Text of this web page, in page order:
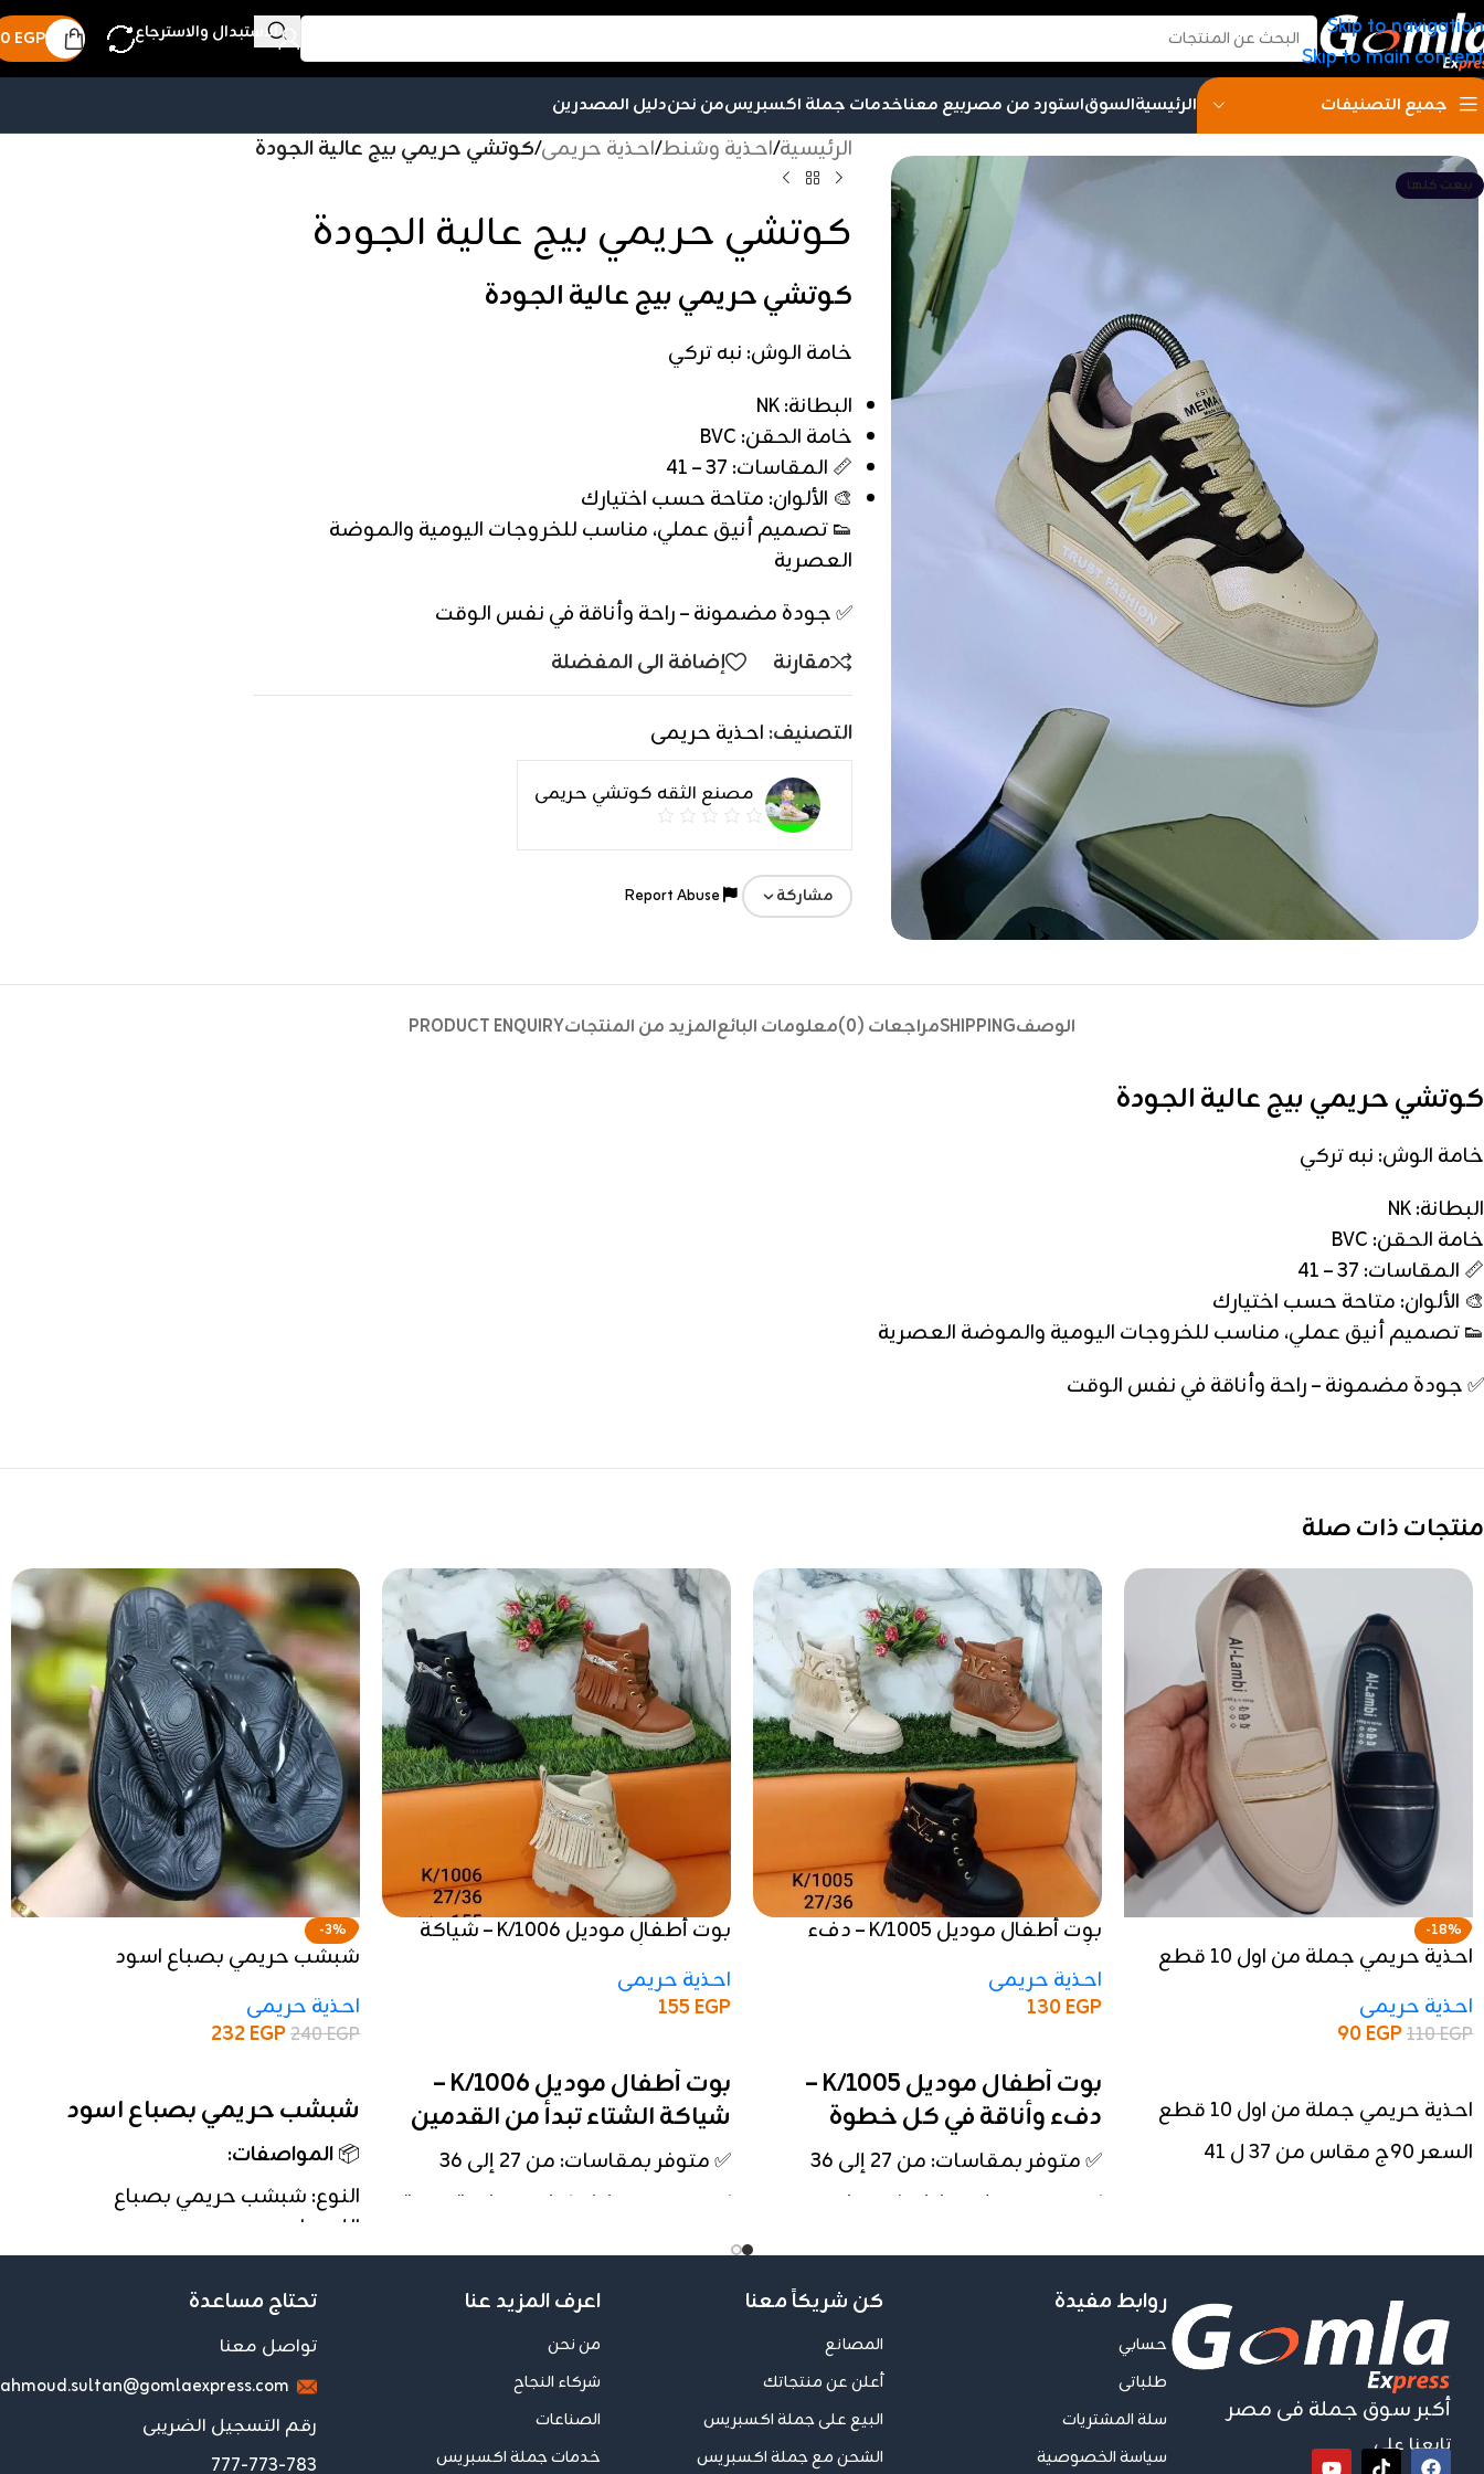
Skip to navigation
Skip to main content
الاستبدال والاسترجاع 0 EGP
جميع التصنيفات الرئيسيةالسوقاستورد من مصربيع معناخدمات جملة اكسبريسمن نحندليل المصدرين
بيعت كلها
الرئيسية/احذية وشنط/احذية حريمى/كوتشي حريمي بيج عالية الجودة
كوتشي حريمي بيج عالية الجودة
كوتشي حريمي بيج عالية الجودة
خامة الوش: نبه تركي
البطانة: NK
خامة الحقن: BVC
📏 المقاسات: 37 – 41
🎨 الألوان: متاحة حسب اختيارك
👟 تصميم أنيق عملي، مناسب للخروجات اليومية والموضة
العصرية
✅ جودة مضمونة – راحة وأناقة في نفس الوقت
مقارنة
إضافة الى المفضلة
التصنيف: احذية حريمى
مصنع الثقه كوتشي حريمى
مشاركة
الوصفSHIPPINGمراجعات (0) معلومات البائعالمزيد من المنتجاتPRODUCT ENQUIRY
كوتشي حريمي بيج عالية الجودة
خامة الوش: نبه تركي
البطانة: NK
خامة الحقن: BVC
📏 المقاسات: 37 – 41
🎨 الألوان: متاحة حسب اختيارك
👟 تصميم أنيق عملي، مناسب للخروجات اليومية والموضة العصرية
✅ جودة مضمونة – راحة وأناقة في نفس الوقت
منتجات ذات صلة
-18%
احذية حريمي جملة من اول ١٠ قطع
احذية حريمى
110EGP
90EGP
احذية حريمي جملة من اول ١٠ قطع
السعر ٩٠ج مقاس من ٣٧ ل ٤١
بوت أطفال موديل K/1005 – دفء
احذية حريمى
130EGP
بوت أطفال موديل K/1005 –
دفء وأناقة في كل خطوة
✅ متوفر بمقاسات: من 27 إلى 36
✅ تصميم جلد برباط وفرو جانبي
🔸 شكل عصري يناسب الأولاد والبنات
🔸 خامة قوية ومريحة للمشي اليومي
🔸 مناسب للشتاء والمدارس والخروج
بوت أطفال موديل K/1006 – شياكة
احذية حريمى
155EGP
بوت أطفال موديل K/1006 –
شياكة الشتاء تبدأ من القدمين
✅ متوفر بمقاسات: من 27 إلى 36
✅ تصميم برباط، شراريب جانبية، وزينة
🔸 شكل أنيق يناسب الأولاد والبنات
🔸 خامة قوية ومريحة للمشي اليومي
🔸 مناسب للشتاء والمدارس والخروج
-3%
شبشب حريمي بصباع اسود
احذية حريمى
240EGP
232EGP
شبشب حريمي بصباع اسود
📦المواصفات:
النوع: شبشب حريمي بصباع
اللون: اسود
السعر: 630 جنيه للدستة
الكمية: الدستة تحتوي على 12 جوز
المميزات
✅ تصميم عملي ومريح
✅ خامة ناعمة ومناسبة للصيف
✅ لون أنثوي جذاب يناسب كل الأذواق
أكبر سوق جملة فى مصر
تابعنا على
روابط مفيدة
حسابي
طلباتى
سلة المشتريات
سياسة الخصوصية
كن شريكاً معنا
المصانع
أعلن عن منتجاتك
البيع على جملة اكسبريس
الشحن مع جملة اكسبريس
اعرف المزيد عنا
من نحن
شركاء النجاح
الصناعات
خدمات جملة اكسبريس
تحتاج مساعدة
تواصل معنا
رقم التسجيل الضريبى
777-773-783